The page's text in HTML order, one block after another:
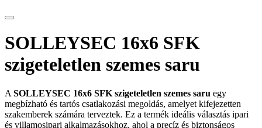
SOLLEYSEC 16x6 SFK
szigeteletlen szemes saru
A SOLLEYSEC 16x6 SFK szigeteletlen szemes saru egy
megbízható és tartós csatlakozási megoldás, amelyet kifejezetten
szakemberek számára terveztek. Ez a termék ideális választás ipari
és villamosipari alkalmazásokhoz, ahol a precíz és biztonságos